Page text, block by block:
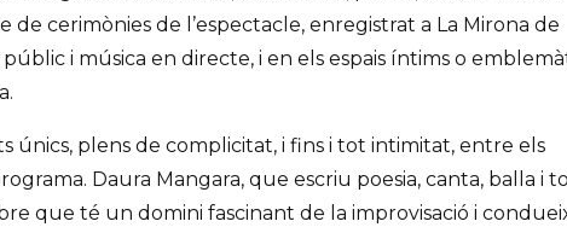
de cerimònies de l’espectacle, enregistrat a La Mirona de
i música en directe, i en els espais íntims o
únics, plens de complicitat, i fins i tot intimitat, entre els
Daura Mangara, que escriu poesia, canta, balla i
que té un domini fascinant de la improvisació i